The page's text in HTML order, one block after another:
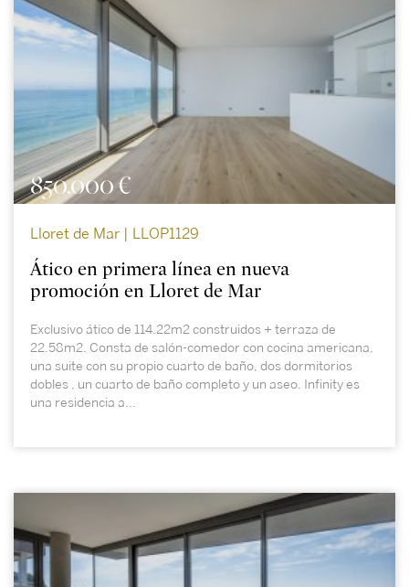
850.000 €
Lloret de Mar | LLOP1129
Ático en primera línea en nueva
promoción en Lloret de Mar
Exclusivo ático de 114.22m2 construidos + terraza de
22.58m2. Consta de salón-comedor con cocina americana,
una suite con su propio cuarto de baño, dos dormitorios
dobles , un cuarto de baño completo y un aseo. Infinity es
una residencia a...